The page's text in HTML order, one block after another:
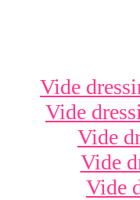
Vide
Vide
Vide
Vide
Vide